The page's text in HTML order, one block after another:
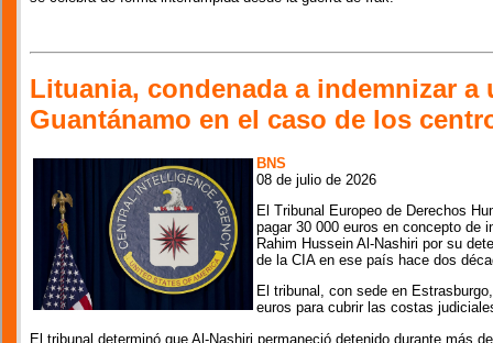
Lituania, condenada a indemnizar a
Guantánamo en el caso de los
BNS
08 de julio de 2026
El Tribunal Europeo de Derechos
pagar 30 000 euros en concepto de
Rahim Hussein Al-Nashiri por su
de la CIA en ese país hace dos
El tribunal, con sede en
euros para cubrir las costas
El tribunal determinó que Al-Nashiri permaneció detenido durante más